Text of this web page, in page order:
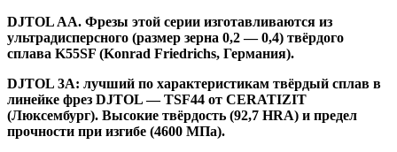
DJTOL AA. Фрезы этой серии изготавливаются из
ультрадисперсного (размер зерна 0,2 — 0,4) твёрдого
сплава K55SF (Konrad Friedrichs, Германия).
DJTOL 3A: лучший по характеристикам твёрдый сплав в
линейке фрез DJTOL — TSF44 от CERATIZIT
(Люксембург). Высокие твёрдость (92,7 HRA) и предел
прочности при изгибе (4600 МПа).